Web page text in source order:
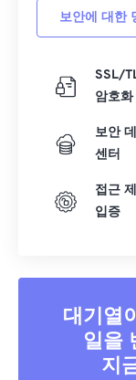
보안에 대한
SSL/
암호화
보안
센터
접근
입증
대기열
일을
지